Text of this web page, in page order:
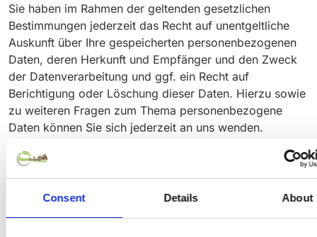
Consent Details About
Sie haben im Rahmen der geltenden gesetzlichen
Bestimmungen jederzeit das Recht auf unentgeltliche
Auskunft über Ihre gespeicherten personenbezogenen
Daten, deren Herkunft und Empfänger und den Zweck
der Datenverarbeitung und ggf. ein Recht auf
Berichtigung oder Löschung dieser Daten. Hierzu sowie
zu weiteren Fragen zum Thema personenbezogene
Daten können Sie sich jederzeit an uns wenden.
Recht auf Einschränkung der Verarbeitung
Sie haben das Recht, die Einschränkung der
Verarbeitung Ihrer personenbezogenen Daten zu